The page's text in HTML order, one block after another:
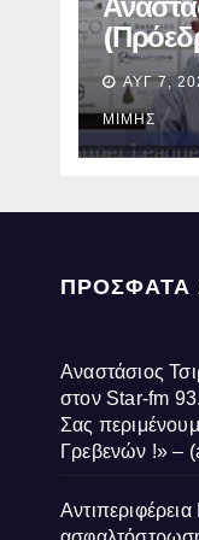
fm
έγινε
Σας
ΑΥΓ 7,
ΜΊΜΗΣ
ΠΡΌΣΦΑΤΑ
Αναστάσιος
στον Star-fm
Σας
Γρεβενών !» –